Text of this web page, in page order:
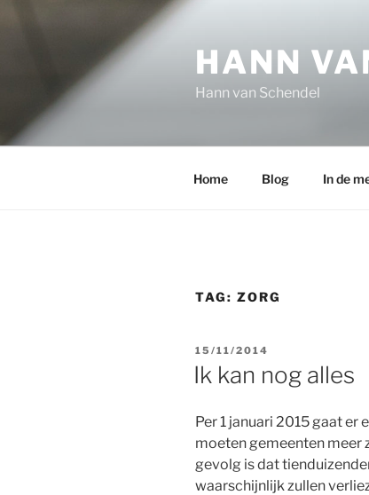
HANN
Hann van Schendel
Home Blog In de
TAG: ZORG
GEPLAATST
OP
15/11/2014
Ik kan nog alles
Per 1 januari 2015 gaat er
moeten gemeenten meer
gevolg is dat
waarschijnlijk zullen